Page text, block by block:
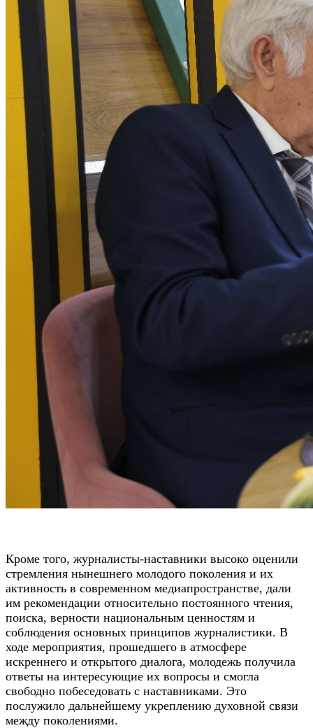
Кроме того, журналисты-наставники высоко оценили
стремления нынешнего молодого поколения и их
активность в современном медиапространстве, дали
им рекомендации относительно постоянного чтения,
поиска, верности национальным ценностям и
соблюдения основных принципов журналистики. В
ходе мероприятия, прошедшего в атмосфере
искреннего и открытого диалога, молодежь получила
ответы на интересующие их вопросы и смогла
свободно побеседовать с наставниками. Это
послужило дальнейшему укреплению духовной связи
между поколениями.